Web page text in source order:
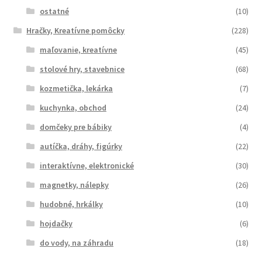
ostatné
(10)
Hračky, Kreatívne pomôcky
(228)
maľovanie, kreatívne
(45)
stolové hry, stavebnice
(68)
kozmetička, lekárka
(7)
kuchynka, obchod
(24)
domčeky pre bábiky
(4)
autíčka, dráhy, figúrky
(22)
interaktívne, elektronické
(30)
magnetky, nálepky
(26)
hudobné, hrkálky
(10)
hojdačky
(6)
do vody, na záhradu
(18)